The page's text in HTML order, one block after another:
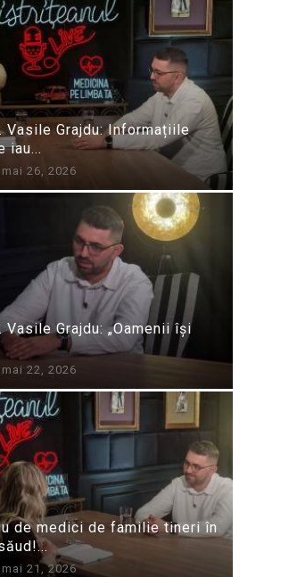
Vasile Grajdu: Informațiile
iau...
mai 26, 2026
Vasile Grajdu: „Oamenii își
mai 22, 2026
de medici de familie tineri în
mai 21, 2026